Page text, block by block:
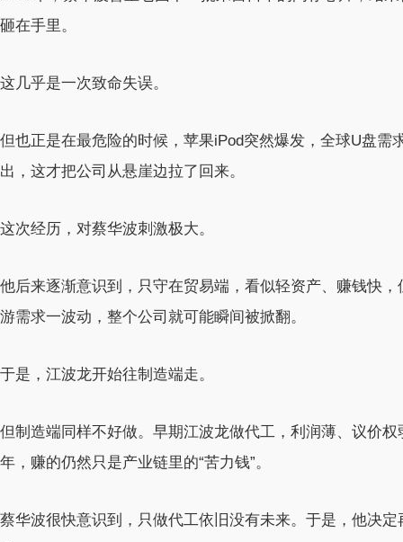
砸在手里。
这几乎是一次致命失误。
但也正是在最危险的时候，苹果iPod突然爆发，全球U盘
出，这才把公司从悬崖边拉了回来。
这次经历，对蔡华波刺激极大。
他后来逐渐意识到，只守在贸易端，看似轻资产、赚钱快
游需求一波动，整个公司就可能瞬间被掀翻。
于是，江波龙开始往制造端走。
但制造端同样不好做。早期江波龙做代工，利润薄、议价
年，赚的仍然只是产业链里的“苦力钱”。
蔡华波很快意识到，只做代工依旧没有未来。于是，他决